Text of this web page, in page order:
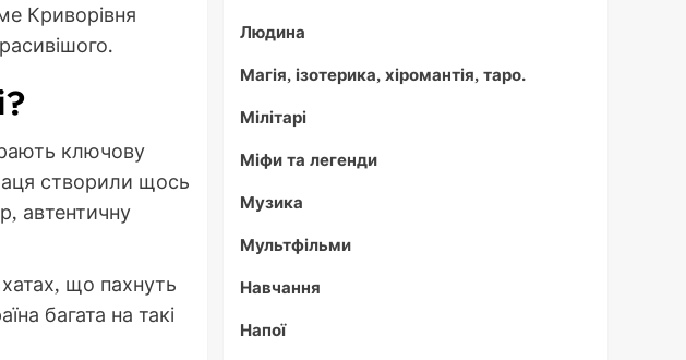
Криворівня
ключову
створили щось
автентичну
що пахнуть
багата на такі
Людина
Магія, ізотерика, хіромантія, таро.
Мілітарі
Міфи та легенди
Музика
Мультфільми
Навчання
Напої